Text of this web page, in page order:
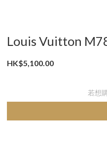
Louis Vuitton
HK$5,100.00
若想